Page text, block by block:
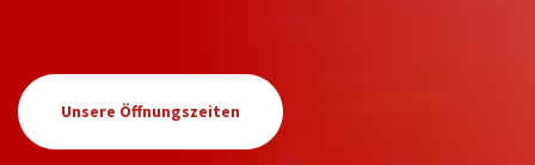
Unsere Öffnungszeiten